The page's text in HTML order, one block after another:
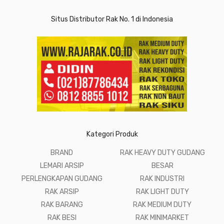
Situs Distributor Rak No. 1 di Indonesia
Kategori Produk
BRAND
LEMARI ARSIP
PERLENGKAPAN GUDANG
RAK ARSIP
RAK BARANG
RAK BESI
RAK HEAVY DUTY GUDANG
BESAR
RAK INDUSTRI
RAK LIGHT DUTY
RAK MEDIUM DUTY
RAK MINIMARKET